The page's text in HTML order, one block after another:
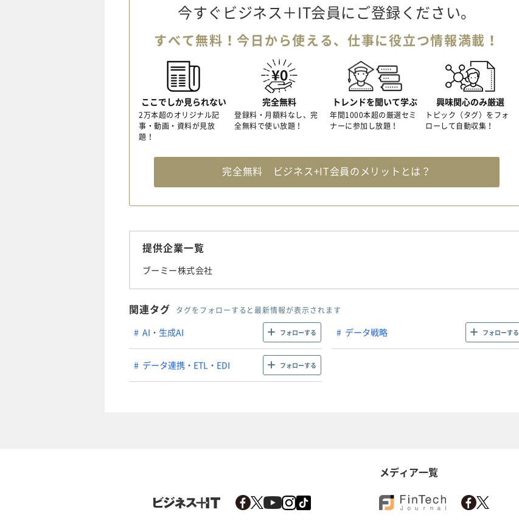
今すぐビジネス＋IT会員にご登録ください。
すべて無料！今日から使える、仕事に役立つ情報満載！
ここでしか見られない
2万本超のオリジナル記
事・動画・資料が見放
題！
完全無料
登録料・月額料なし、完
全無料で使い放題！
トレンドを聞いて学ぶ
年間1000本超の厳選セミ
ナーに参加し放題！
興味関心のみ厳選
トピック（タグ）をフォ
ローして自動収集！
完全無料 ビジネス+IT会員のメリットとは？
提供企業一覧
ブーミー株式会社
関連タグ タグをフォローすると最新情報が表示されます
AI・生成AI フォローする データ戦略 フォローする
データ連携・ETL・EDI フォローする
メディア一覧